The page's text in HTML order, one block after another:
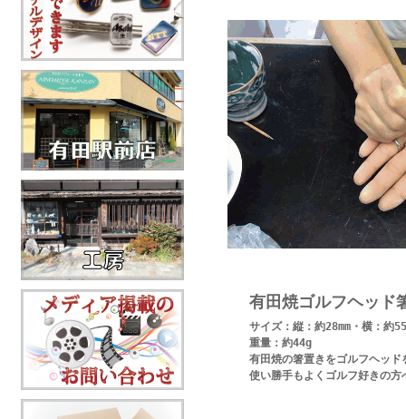
有田焼ゴルフヘッド
サイズ：縦：約28mm・横：約
重量：約44g
有田焼の箸置きをゴルフヘッ
使い勝手もよくゴルフ好きの